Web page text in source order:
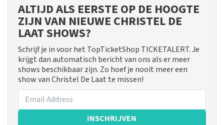
ALTIJD ALS EERSTE OP DE HOOGTE
ZIJN VAN NIEUWE CHRISTEL DE
LAAT SHOWS?
Schrijf je in voor het TopTicketShop TICKETALERT. Je
krijgt dan automatisch bericht van ons als er meer
shows beschikbaar zijn. Zo hoef je nooit meer een
show van Christel De Laat te missen!
INSCHRIJVEN